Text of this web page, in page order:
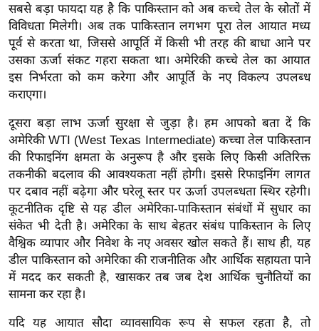
न्यू
ज
ब्री
फ
म
रं
ज
न
ज
ग
त
बॉ
ली
वु
ड
हॉ
सबसे बड़ा फायदा यह है कि पाकिस्तान को अब कच्चे तेल के स्रोतों में
विविधता मिलेगी। अब तक पाकिस्तान लगभग पूरा तेल आयात मध्य
पूर्व से करता था, जिससे आपूर्ति में किसी भी तरह की बाधा आने पर
उसका ऊर्जा संकट गहरा सकता था। अमेरिकी कच्चे तेल का आयात
इस निर्भरता को कम करेगा और आपूर्ति के नए विकल्प उपलब्ध
कराएगा।
दूसरा बड़ा लाभ ऊर्जा सुरक्षा से जुड़ा है। हम आपको बता दें कि
अमेरिकी WTI (West Texas Intermediate) कच्चा तेल पाकिस्तान
की रिफाइनिंग क्षमता के अनुरूप है और इसके लिए किसी अतिरिक्त
तकनीकी बदलाव की आवश्यकता नहीं होगी। इससे रिफाइनिंग लागत
पर दबाव नहीं बढ़ेगा और घरेलू स्तर पर ऊर्जा उपलब्धता स्थिर रहेगी।
कूटनीतिक दृष्टि से यह डील अमेरिका-पाकिस्तान संबंधों में सुधार का
संकेत भी देती है। अमेरिका के साथ बेहतर संबंध पाकिस्तान के लिए
वैश्विक व्यापार और निवेश के नए अवसर खोल सकते हैं। साथ ही, यह
डील पाकिस्तान को अमेरिका की राजनीतिक और आर्थिक सहायता पाने
में मदद कर सकती है, खासकर तब जब देश आर्थिक चुनौतियों का
सामना कर रहा है।
यदि यह आयात सौदा व्यावसायिक रूप से सफल रहता है, तो